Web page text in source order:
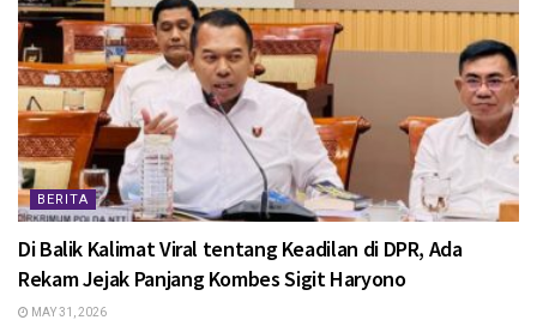
BERITA
Di Balik Kalimat Viral tentang Keadilan di DPR, Ada
Rekam Jejak Panjang Kombes Sigit Haryono
MAY 31, 2026